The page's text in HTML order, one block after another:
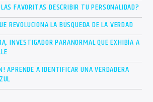
FAVORITAS DESCRIBIR TU PERSONALIDAD?
REVOLUCIONA LA BÚSQUEDA DE LA VERDAD
INVESTIGADOR PARANORMAL QUE EXHIBÍA A
APRENDE A IDENTIFICAR UNA VERDADERA